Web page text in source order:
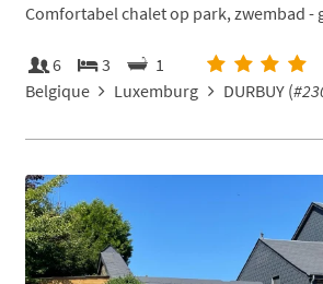
Comfortabel chalet op park, zwembad -
6 3
1
Belgique
Luxemburg DURBUY (